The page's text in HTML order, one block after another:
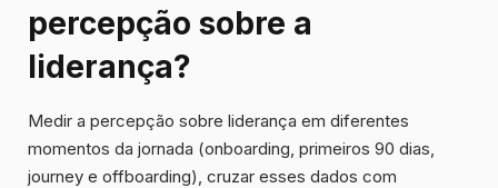
percepção sobre a
liderança?
Medir a percepção sobre liderança em diferentes
momentos da jornada (onboarding, primeiros 90 dias,
journey e offboarding), cruzar esses dados com